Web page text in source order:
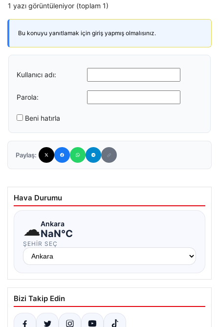
1 yazı görüntüleniyor (toplam 1)
Bu konuyu yanıtlamak için giriş yapmış olmalısınız.
Kullanıcı adı:
Parola:
Beni hatırla
Paylaş:
Hava Durumu
☁Ankara
NaN°C
ŞEHIR SEÇ
Bizi Takip Edin